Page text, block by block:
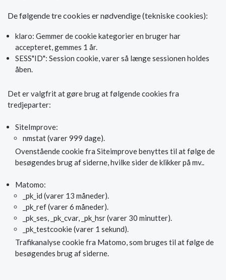
De følgende tre cookies er nødvendige (tekniske cookies):
klaro: Gemmer de cookie kategorier en bruger har
accepteret, gemmes 1 år.
SESS"ID": Session cookie, varer så længe sessionen holdes
åben.
Det er valgfrit at gøre brug at følgende cookies fra
tredjeparter:
SiteImprove:
nmstat (varer 999 dage).
Ovenstående cookie fra Siteimprove benyttes til at følge de
besøgendes brug af siderne, hvilke sider de klikker på mv..
Matomo:
_pk_id (varer 13 måneder).
_pk_ref (varer 6 måneder).
_pk_ses, _pk_cvar, _pk_hsr (varer 30 minutter).
_pk_testcookie (varer 1 sekund).
Trafikanalyse cookie fra Matomo, som bruges til at følge de
besøgendes brug af siderne.